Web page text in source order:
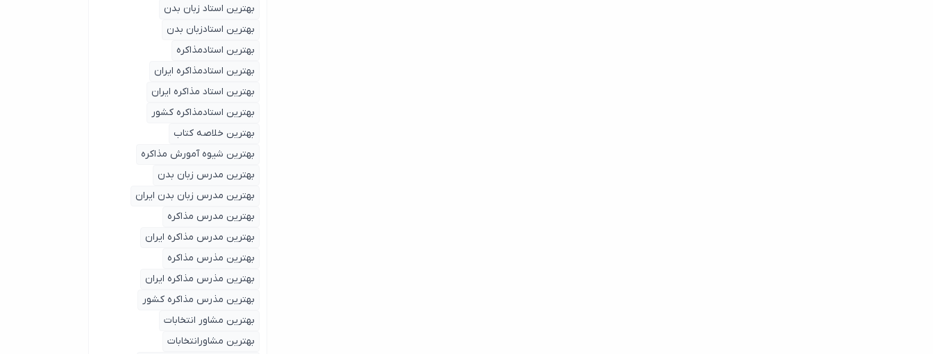
بهترین استاد زبان بدن
بهترین استادزبان بدن
بهترین استادمذاکره
بهترین استادمذاکره ایران
بهترین استاد مذاکره ایران
بهترین استادمذاکره کشور
بهترین خلاصه کتاب
بهترین شیوه آمورش مذاکره
بهترین مدرس زبان بدن
بهترین مدرس زبان بدن ایران
بهترین مدرس مذاکره
بهترین مدرس مذاکره ایران
بهترین مذرس مذاکره
بهترین مذرس مذاکره ایران
بهترین مذرس مذاکره کشور
بهترین مشاور انتخابات
بهترین مشاورانتخابات